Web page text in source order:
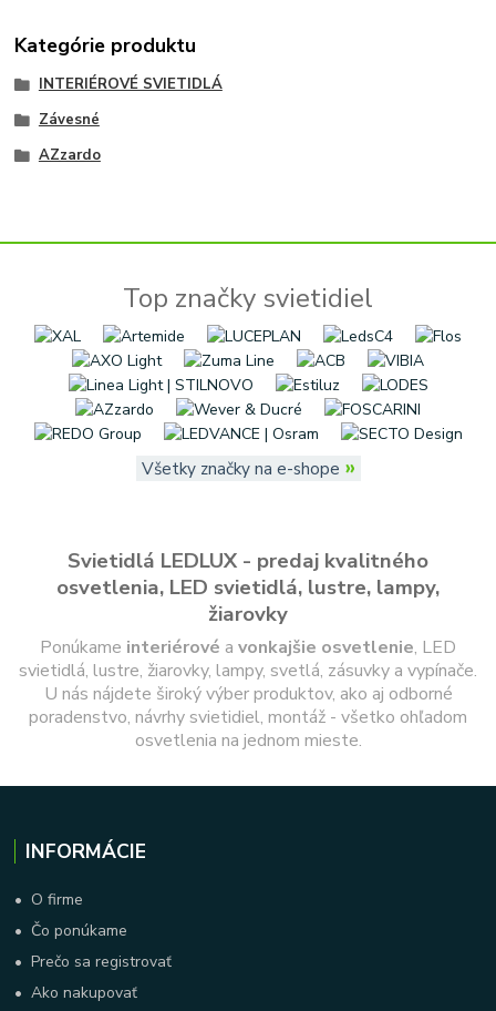
Kategórie produktu
INTERIÉROVÉ SVIETIDLÁ
Závesné
AZzardo
Top značky svietidiel
Všetky značky na e-shope »
Svietidlá LEDLUX - predaj kvalitného
osvetlenia, LED svietidlá, lustre, lampy,
žiarovky
Ponúkame interiérové a vonkajšie osvetlenie, LED
svietidlá, lustre, žiarovky, lampy, svetlá, zásuvky a vypínače.
U nás nájdete široký výber produktov, ako aj odborné
poradenstvo, návrhy svietidiel, montáž - všetko ohľadom
osvetlenia na jednom mieste.
INFORMÁCIE
• O firme
• Čo ponúkame
•Prečo sa registrovať
•Ako nakupovať